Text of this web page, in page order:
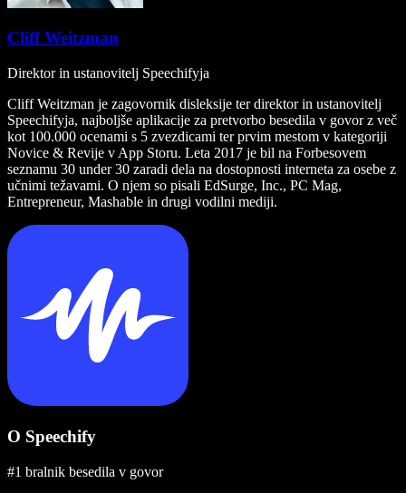
Cliff Weitzman
Direktor in ustanovitelj Speechifyja
Cliff Weitzman je zagovornik disleksije ter direktor in ustanovitelj
Speechifyja, najboljše aplikacije za pretvorbo besedila v govor z več
kot 100.000 ocenami s 5 zvezdicami ter prvim mestom v kategoriji
Novice & Revije v App Storu. Leta 2017 je bil na Forbesovem
seznamu 30 under 30 zaradi dela na dostopnosti interneta za osebe z
učnimi težavami. O njem so pisali EdSurge, Inc., PC Mag,
Entrepreneur, Mashable in drugi vodilni mediji.
O Speechify
#1 bralnik besedila v govor